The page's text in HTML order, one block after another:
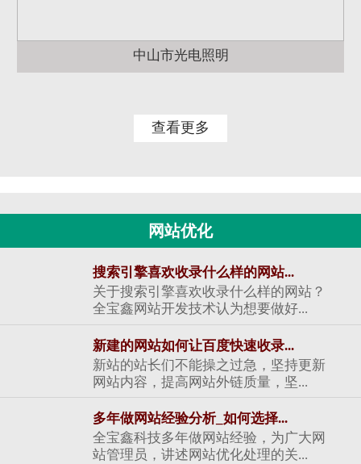
中山市光电照明
查看更多
网站优化
搜索引擎喜欢收录什么样的网站...
关于搜索引擎喜欢收录什么样的网站？
全宝鑫网站开发技术认为想要做好...
新建的网站如何让百度快速收录...
新站的站长们不能操之过急，坚持更新
网站内容，提高网站外链质量，坚...
多年做网站经验分析_如何选择...
全宝鑫科技多年做网站经验，为广大网
站管理员，讲述网站优化处理的关...